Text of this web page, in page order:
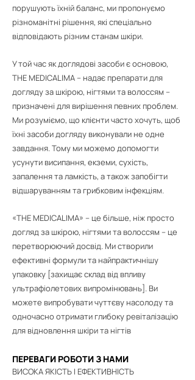
порушують їхній баланс, ми пропонуємо
різноманітні рішення, які спеціально
відповідають різним станам шкіри.
У той час як доглядові засоби є основою,
THE MEDICALIMA – надає препарати для
догляду за шкірою, нігтями та волоссям –
призначені для вирішення певних проблем.
Ми розуміємо, що клієнти часто хочуть, щоб
їхні засоби догляду виконували не одне
завдання. Тому ми можемо допомогти
усунути висипання, екземи, сухість,
запалення та ламкість, а також запобігти
відшаруванням та грибковим інфекціям.
«THE MEDICALIMA» – це більше, ніж просто
догляд за шкірою, нігтями та волоссям – це
перетворюючий досвід. Ми створили
ефективні формули та найпрактичнішу
упаковку [захищає склад від впливу
ультрафіолетових випромінювань]. Ви
можете випробувати чуттєву насолоду та
одночасно отримати глибоку ревіталізацію
для відновлення шкіри та нігтів
ПЕРЕВАГИ РОБОТИ З НАМИ
ВИСОКА ЯКІСТЬ І ЕФЕКТИВНІСТЬ